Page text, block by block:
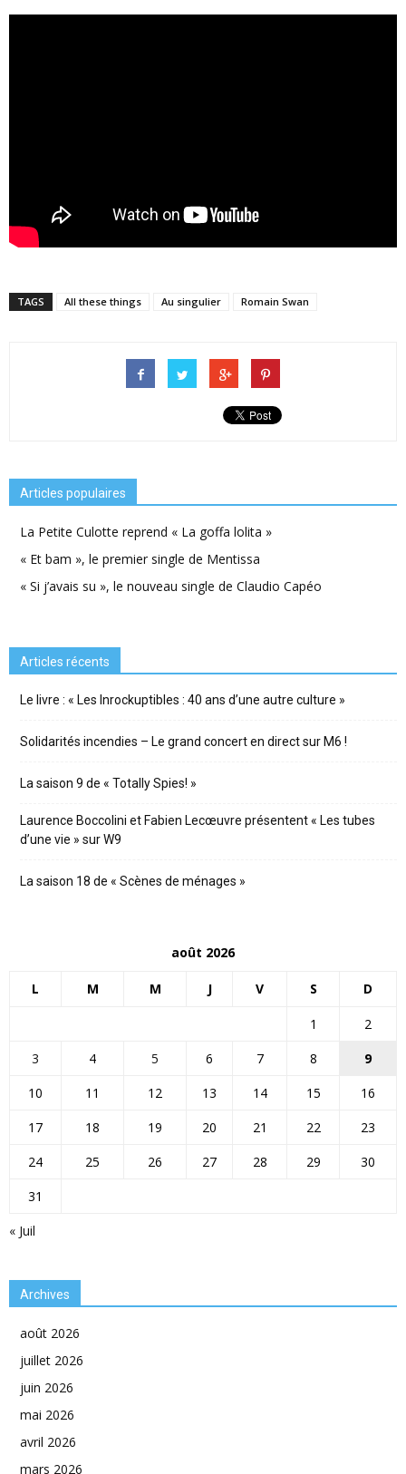
TAGS All these things Au singulier Romain Swan
Articles populaires
La Petite Culotte reprend « La goffa lolita »
« Et bam », le premier single de Mentissa
« Si j’avais su », le nouveau single de Claudio Capéo
Articles récents
Le livre : « Les Inrockuptibles : 40 ans d’une autre culture »
Solidarités incendies – Le grand concert en direct sur M6 !
La saison 9 de « Totally Spies! »
Laurence Boccolini et Fabien Lecœuvre présentent « Les tubes
d’une vie » sur W9
La saison 18 de « Scènes de ménages »
août 2026
L M M J V S D
« Juil
1
2
3
4 5 6 7 8
9
10
11 12 13 14 15
16
17
18 19 20 21 22
23
24
25 26 27 28 29
30
31
Archives
août 2026
juillet 2026
juin 2026
mai 2026
avril 2026
mars 2026